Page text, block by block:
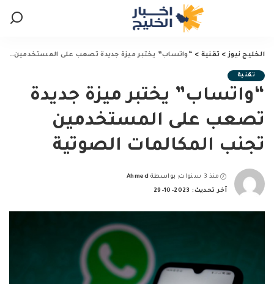
الخليج نيوز> تقنية > “واتساب” يختبر ميزة جديدة تصعب على المستخدمين تجنب المكالمات الصوتية
تقنية
“واتساب” يختبر ميزة جديدة
تصعب على المستخدمين
تجنب المكالمات الصوتية
منذ 3 سنوات
Posted
by
بواسطة Ahmed
آخر تحديث: 2023-10-29